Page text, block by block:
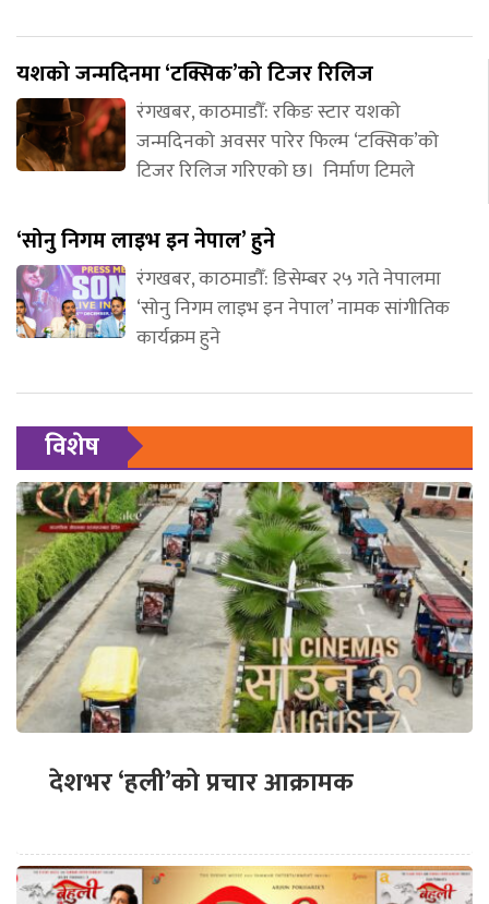
यशको जन्मदिनमा ‘टक्सिक’को टिजर रिलिज
रंगखबर, काठमाडौँ: रकिङ स्टार यशको
जन्मदिनको अवसर पारेर फिल्म ‘टक्सिक’को
टिजर रिलिज गरिएको छ। निर्माण टिमले
‘सोनु निगम लाइभ इन नेपाल’ हुने
रंगखबर, काठमाडौँ: डिसेम्बर २५ गते नेपालमा
‘सोनु निगम लाइभ इन नेपाल’ नामक सांगीतिक
कार्यक्रम हुने
विशेष
देशभर ‘हली’को प्रचार आक्रामक